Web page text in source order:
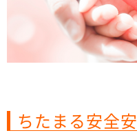
ちたまる安全